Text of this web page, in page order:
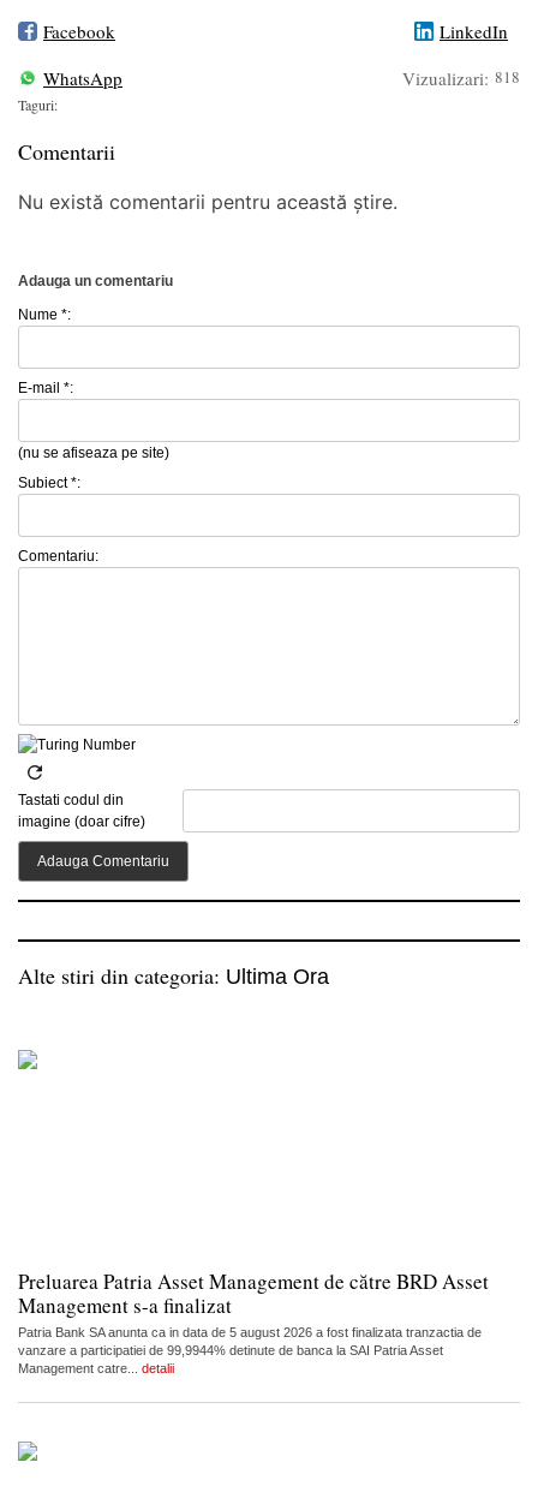
Facebook
LinkedIn
WhatsApp
Vizualizari: 818
Taguri:
Comentarii
Nu există comentarii pentru această știre.
Adauga un comentariu
Nume *:
E-mail *:
(nu se afiseaza pe site)
Subiect *:
Comentariu:
Tastati codul din
imagine (doar cifre)
Alte stiri din categoria: Ultima Ora
Preluarea Patria Asset Management de către BRD Asset
Management s-a finalizat
Patria Bank SA anunta ca in data de 5 august 2026 a fost finalizata tranzactia de
vanzare a participatiei de 99,9944% detinute de banca la SAI Patria Asset
Management catre... detalii